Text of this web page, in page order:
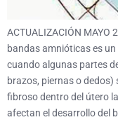
ACTUALIZACIÓN MAYO
bandas amnióticas es
cuando algunas partes
brazos, piernas o dedos)
fibroso dentro del útero
afectan el desarrollo del